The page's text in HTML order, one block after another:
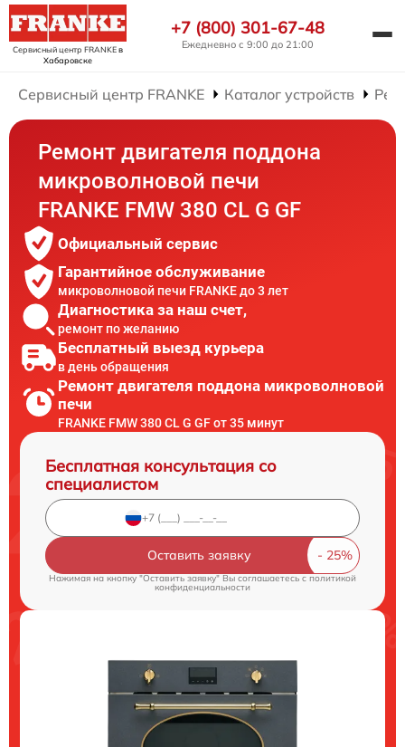
Сервисный центр FRANKEв
Хабаровске
+7 (800) 301-67-48
Ежедневно с 9:00 до 21:00
Сервисный центр FRANKE Каталог устройств
Ремонт двигателя поддона
микроволновой печи
FRANKE FMW 380 CL G GF
Официальный сервис
Гарантийное обслуживание
микроволновой печи FRANKE до 3 лет
Диагностика за наш счет,
ремонт по желанию
Бесплатный выезд курьера
в день обращения
Ремонт двигателя поддона микроволновой
печи
FRANKE FMW 380 CL G GF от 35 минут
Бесплатная консультация со
специалистом
Оставить заявку
Нажимая на кнопку "Оставить заявку" Вы соглашаетесь cполитикой
конфиденциальности